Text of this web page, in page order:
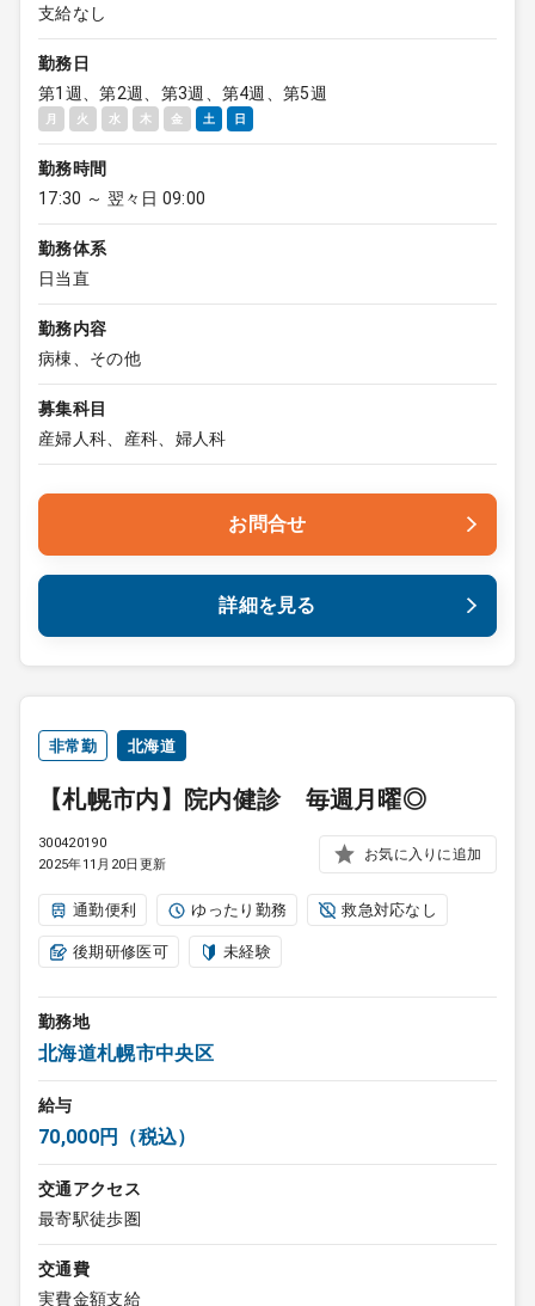
支給なし
勤務日
第1週、第2週、第3週、第4週、第5週
月 火 水 木 金 土 日
勤務時間
17:30 ～ 翌々日 09:00
勤務体系
日当直
勤務内容
病棟、その他
募集科目
産婦人科、産科、婦人科
お問合せ
詳細を見る
非常勤 北海道
【札幌市内】院内健診 毎週月曜◎
300420190
2025年11月20日更新
お気に入りに追加
通勤便利 ゆったり勤務 救急対応なし
後期研修医可 未経験
勤務地
北海道札幌市中央区
給与
70,000円（税込）
交通アクセス
最寄駅徒歩圏
交通費
実費金額支給